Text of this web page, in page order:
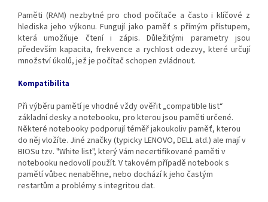
Paměti (RAM) nezbytné pro chod počítače a často i klíčové z
hlediska jeho výkonu. Fungují jako paměť s přímým přístupem,
která umožňuje čtení i zápis. Důležitými parametry jsou
především kapacita, frekvence a rychlost odezvy, které určují
množství úkolů, jež je počítač schopen zvládnout.
Kompatibilita
Při výběru pamětí je vhodné vždy ověřit „compatible list“
základní desky a notebooku, pro kterou jsou paměti určené.
Některé notebooky podporují téměř jakoukoliv paměť, kterou
do něj vložíte. Jiné značky (typicky LENOVO, DELL atd.) ale mají v
BIOSu tzv. "White list", který Vám necertifikované paměti v
notebooku nedovolí použít. V takovém případě notebook s
pamětí vůbec nenaběhne, nebo dochází k jeho častým
restartům a problémy s integritou dat.